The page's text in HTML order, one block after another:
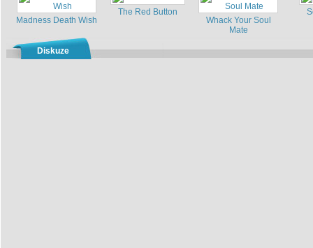
Madness Death Wish
The Red Button
Whack Your Soul
Mate
Diskuze